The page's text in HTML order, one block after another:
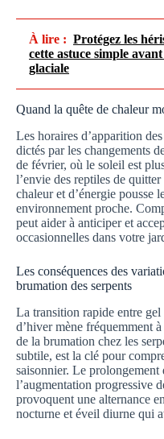
À lire : Protégez les
cette astuce simple
glaciale
Quand la quête de chaleur
Les horaires d’apparition
dictés par les changements
de février, où le soleil est
l’envie des reptiles de
chaleur et d’énergie pousse
environnement proche.
peut aider à anticiper et
occasionnelles dans votre
Les conséquences des
brumation des serpents
La transition rapide entre
d’hiver mène fréquemment
de la brumation chez les
subtile, est la clé pour
saisonnier. Le
l’augmentation progressive
provoquent une alternance
nocturne et éveil diurne qui